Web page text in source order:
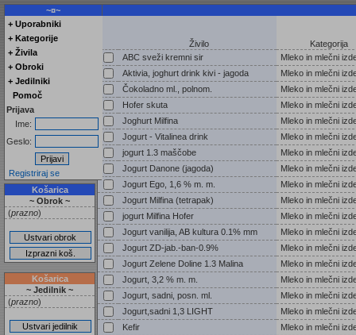
Živilo
Kategorija
ABC sveži kremni sir
Mleko in mlečni
Aktivia, joghurt drink kivi - jagoda
Mleko in mlečni
Čokoladno ml., polnom.
Mleko in mlečni
Hofer skuta
Mleko in mlečni
Joghurt Milfina
Mleko in mlečni
Jogurt - Vitalinea drink
Mleko in mlečni
jogurt 1.3 maščobe
Mleko in mlečni
Jogurt Danone (jagoda)
Mleko in mlečni
Jogurt Ego, 1,6 % m. m.
Mleko in mlečni
Jogurt Milfina (tetrapak)
Mleko in mlečni
jogurt Milfina Hofer
Mleko in mlečni
Jogurt vanilija, AB kultura 0.1% mm
Mleko in mlečni
Jogurt ZD-jab.-ban-0.9%
Mleko in mlečni
Jogurt Zelene Doline 1.3 Malina
Mleko in mlečni
Jogurt, 3,2 % m. m.
Mleko in mlečni
Jogurt, sadni, posn. ml.
Mleko in mlečni
Jogurt,sadni 1,3 LIGHT
Mleko in mlečni
Kefir
Mleko in mlečni
~¤~
+ Uporabniki
+ Kategorije
+ Živila
+ Obroki
+ Jedilniki
Pomoč
Prijava
Ime:
Geslo:
Registriraj se
Košarica
~ Obrok ~
(prazno)
Košarica
~ Jedilnik ~
(prazno)